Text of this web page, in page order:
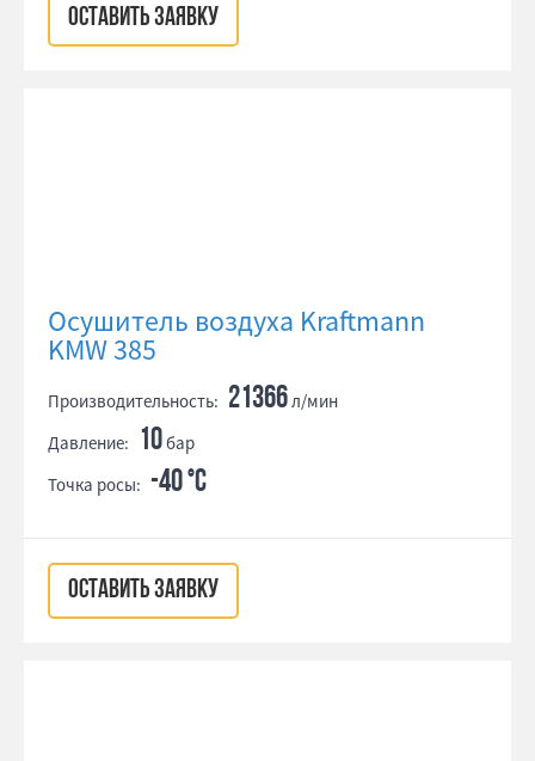
ОСТАВИТЬ ЗАЯВКУ
Осушитель воздуха Kraftmann
KMW 385
Производительность: 21366л/мин
Давление: 10бар
Точка росы: -40 °С
ОСТАВИТЬ ЗАЯВКУ